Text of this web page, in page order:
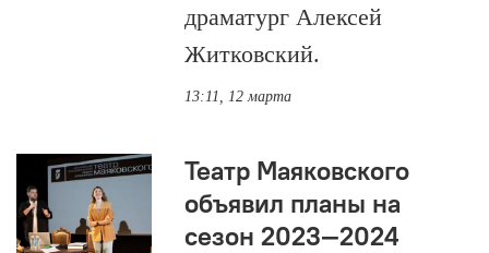
драматург Алексей
Житковский.
13:11, 12 марта
Театр Маяковского
объявил планы на
сезон 2023—2024